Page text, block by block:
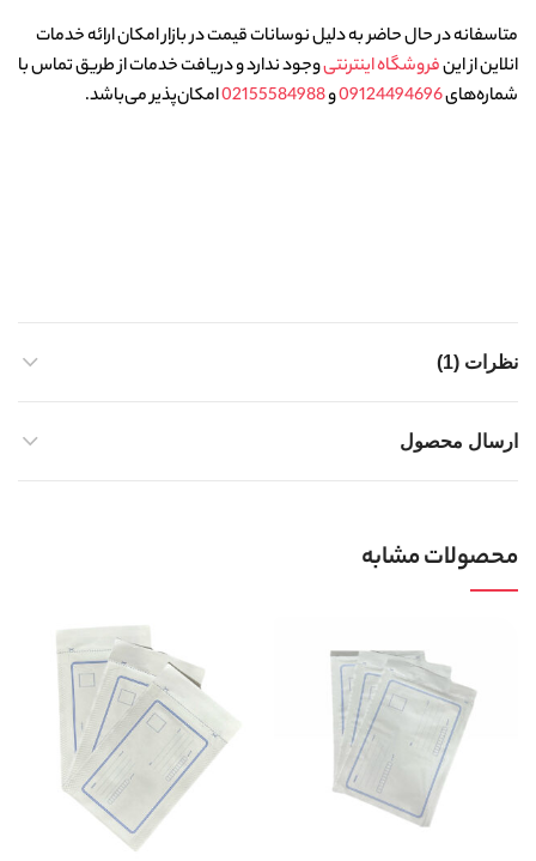
متاسفانه در حال حاضر به دلیل نوسانات قیمت در بازار امکان ارائه خدمات
انلاین از اینفروشگاه اینترنتیوجود ندارد و دریافت خدمات از طریق تماس با
شماره‌های09124494696و02155584988امکان‌پذیر می‌باشد.
نظرات (1)
ارسال محصول
محصولات مشابه